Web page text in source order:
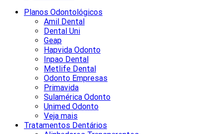
Planos Odontológicos
Amil Dental
Dental Uni
Geap
Hapvida Odonto
Inpao Dental
Metlife Dental
Odonto Empresas
Primavida
Sulamérica Odonto
Unimed Odonto
Veja mais
Tratamentos Dentários